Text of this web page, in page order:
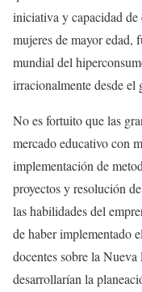
iniciativa y capacidad de
mujeres de mayor edad,
mundial del
irracionalmente desde el
No es fortuito que las
mercado educativo con
implementación de
proyectos y resolución
las habilidades del
de haber implementado
docentes sobre la
desarrollarían la